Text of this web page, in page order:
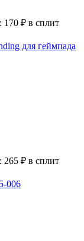
170 ₽ в сплит
для геймпада
265 ₽ в сплит
006